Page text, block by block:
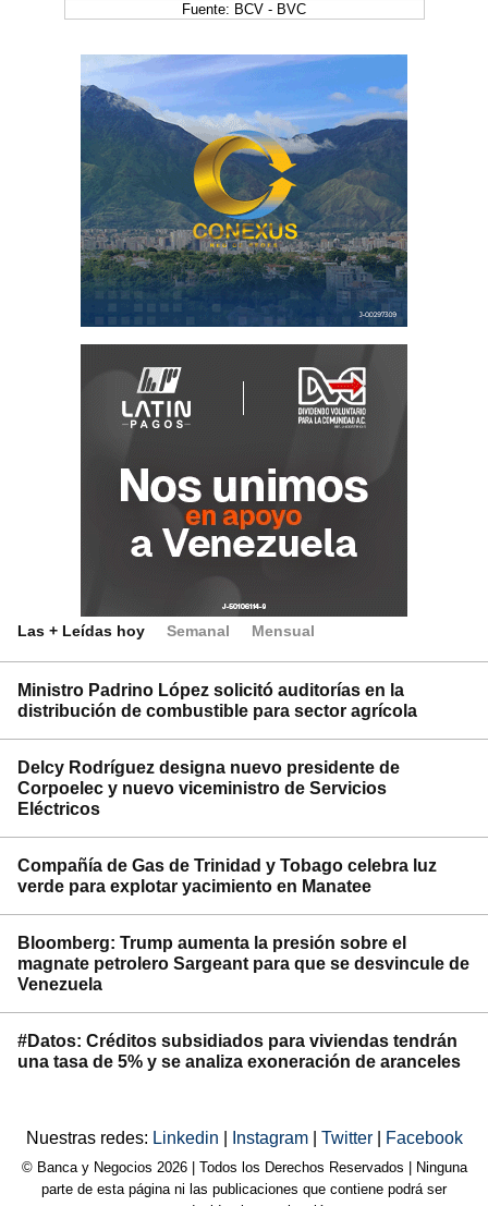
Fuente: BCV - BVC
Las + Leídas hoy Semanal Mensual
Ministro Padrino López solicitó auditorías en la
distribución de combustible para sector agrícola
Delcy Rodríguez designa nuevo presidente de
Corpoelec y nuevo viceministro de Servicios
Eléctricos
Compañía de Gas de Trinidad y Tobago celebra luz
verde para explotar yacimiento en Manatee
Bloomberg: Trump aumenta la presión sobre el
magnate petrolero Sargeant para que se desvincule de
Venezuela
#Datos: Créditos subsidiados para viviendas tendrán
una tasa de 5% y se analiza exoneración de aranceles
Nuestras redes: Linkedin Instagram Twitter Facebook
© Banca y Negocios 2026 | Todos los Derechos Reservados | Ninguna
parte de esta página ni las publicaciones que contiene podrá ser